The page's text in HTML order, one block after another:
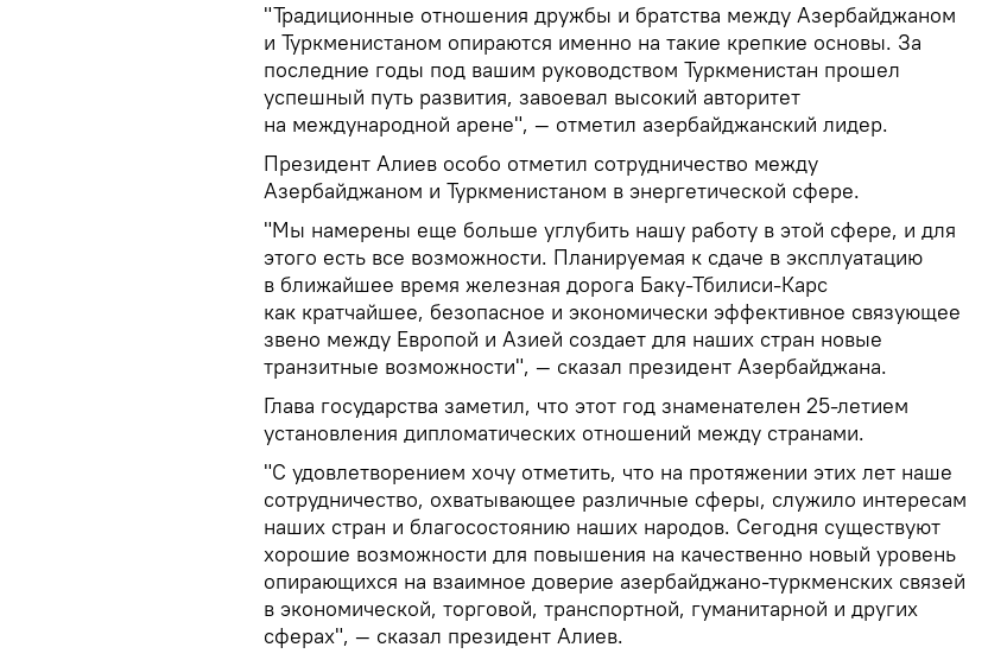
"Традиционные отношения дружбы и братства между Азербайджаном
и Туркменистаном опираются именно на такие крепкие основы. За
последние годы под вашим руководством Туркменистан прошел
успешный путь развития, завоевал высокий авторитет
на международной арене", — отметил азербайджанский лидер.
Президент Алиев особо отметил сотрудничество между
Азербайджаном и Туркменистаном в энергетической сфере.
"Мы намерены еще больше углубить нашу работу в этой сфере, и для
этого есть все возможности. Планируемая к сдаче в эксплуатацию
в ближайшее время железная дорога Баку-Тбилиси-Карс
как кратчайшее, безопасное и экономически эффективное связующее
звено между Европой и Азией создает для наших стран новые
транзитные возможности", — сказал президент Азербайджана.
Глава государства заметил, что этот год знаменателен 25-летием
установления дипломатических отношений между странами.
"С удовлетворением хочу отметить, что на протяжении этих лет наше
сотрудничество, охватывающее различные сферы, служило интересам
наших стран и благосостоянию наших народов. Сегодня существуют
хорошие возможности для повышения на качественно новый уровень
опирающихся на взаимное доверие азербайджано-туркменских связей
в экономической, торговой, транспортной, гуманитарной и других
сферах", — сказал президент Алиев.